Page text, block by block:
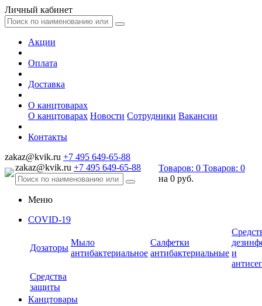
Личный кабинет
Акции
Оплата
Доставка
О канцтоварах
О канцтоварах Новости Сотрудники Вакансии
Контакты
zakaz@kvik.ru +7 495 649-65-88
zakaz@kvik.ru +7 495 649-65-88 Товаров: 0 Товаров: 0
на 0 руб.
Меню
COVID-19
Дозаторы
Мыло
антибактериальное
Салфетки
антибактериальные и
Средства
защиты
Канцтовары